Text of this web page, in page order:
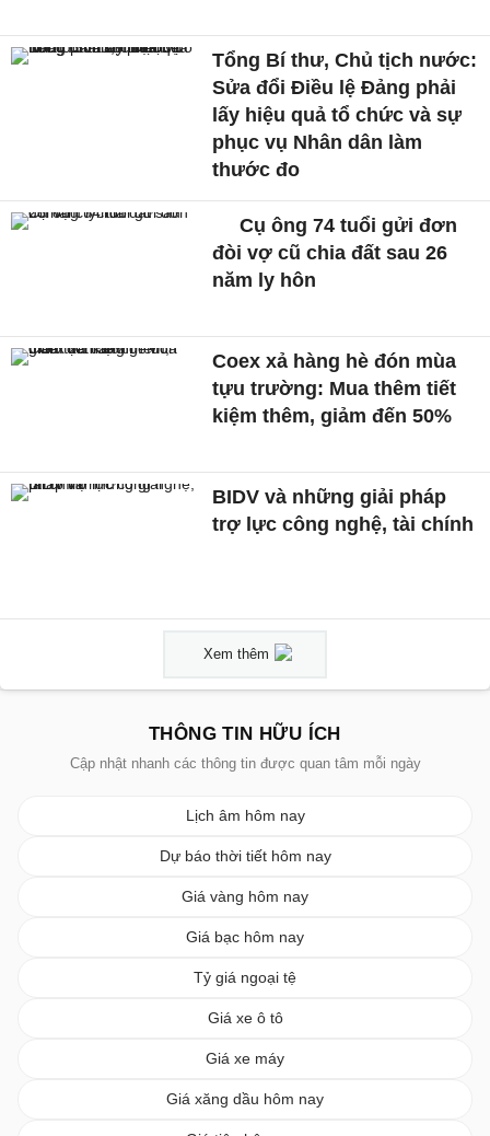
Tổng Bí thư, Chủ tịch nước:
Sửa đổi Điều lệ Đảng phải
lấy hiệu quả tổ chức và sự
phục vụ Nhân dân làm
thước đo
Cụ ông 74 tuổi gửi đơn
đòi vợ cũ chia đất sau 26
năm ly hôn
Coex xả hàng hè đón mùa
tựu trường: Mua thêm tiết
kiệm thêm, giảm đến 50%
BIDV và những giải pháp
trợ lực công nghệ, tài chính
Xem thêm
THÔNG TIN HỮU ÍCH
Cập nhật nhanh các thông tin được quan tâm mỗi ngày
Lịch âm hôm nay
Dự báo thời tiết hôm nay
Giá vàng hôm nay
Giá bạc hôm nay
Tỷ giá ngoại tệ
Giá xe ô tô
Giá xe máy
Giá xăng dầu hôm nay